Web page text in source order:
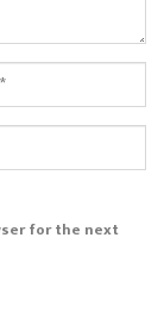
for the next